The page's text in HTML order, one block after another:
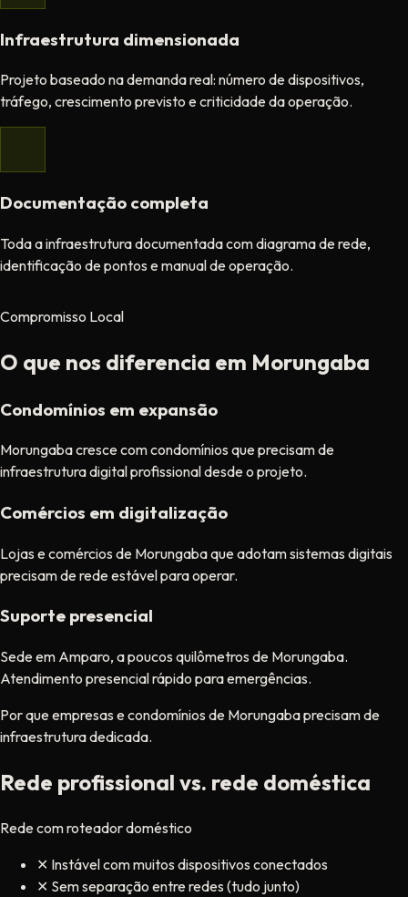
Infraestrutura dimensionada
Projeto baseado na demanda real: número de dispositivos,
tráfego, crescimento previsto e criticidade da operação.
Documentação completa
Toda a infraestrutura documentada com diagrama de rede,
identificação de pontos e manual de operação.
Compromisso Local
O que nos diferencia em Morungaba
Condomínios em expansão
Morungaba cresce com condomínios que precisam de
infraestrutura digital profissional desde o projeto.
Comércios em digitalização
Lojas e comércios de Morungaba que adotam sistemas digitais
precisam de rede estável para operar.
Suporte presencial
Sede em Amparo, a poucos quilômetros de Morungaba.
Atendimento presencial rápido para emergências.
Por que empresas e condomínios de Morungaba precisam de
infraestrutura dedicada.
Rede profissional vs. rede doméstica
Rede com roteador doméstico
✕ Instável com muitos dispositivos conectados
✕ Sem separação entre redes (tudo junto)